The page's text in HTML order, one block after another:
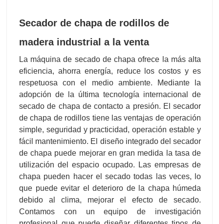
Secador de chapa de rodillos de
madera industrial a la venta
La máquina de secado de chapa ofrece la más alta
eficiencia, ahorra energía, reduce los costos y es
respetuosa con el medio ambiente. Mediante la
adopción de la última tecnología internacional de
secado de chapa de contacto a presión. El secador
de chapa de rodillos tiene las ventajas de operación
simple, seguridad y practicidad, operación estable y
fácil mantenimiento. El diseño integrado del secador
de chapa puede mejorar en gran medida la tasa de
utilización del espacio ocupado. Las empresas de
chapa pueden hacer el secado todas las veces, lo
que puede evitar el deterioro de la chapa húmeda
debido al clima, mejorar el efecto de secado.
Contamos con un equipo de investigación